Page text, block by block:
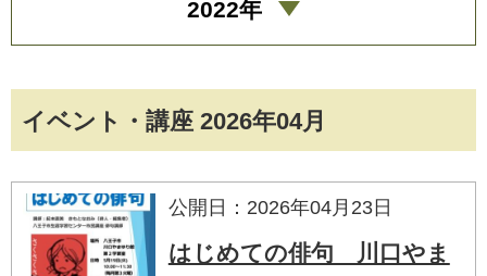
イベント・講座 2026年04月
公開日：2026年04月23日
はじめての俳句 川口やま
2022年